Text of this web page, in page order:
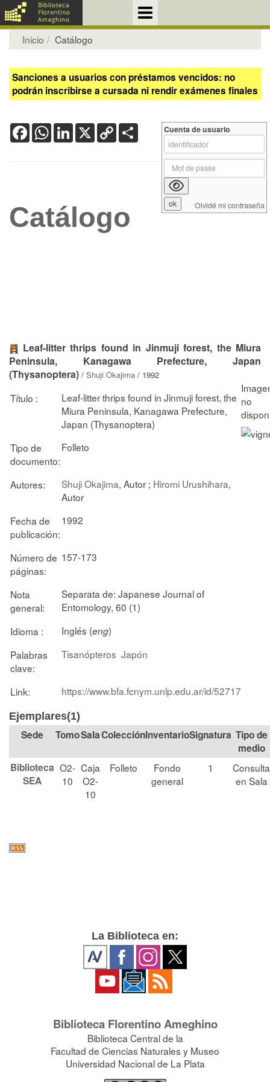
Inicio Catálogo
Sanciones a usuarios con préstamos vencidos: no
podrán inscribirse a cursada ni rendir exámenes finales
FacebookWhatsApp
LinkedIn
X Copy
Link
Catálogo
Leaf-litter thrips found in Jinmuji forest, the Miura
Peninsula, Kanagawa Prefecture, Japan
(Thysanoptera) / Shuji Okajima / 1992
Título :
Leaf-litter thrips found in Jinmuji forest, the
Miura Peninsula, Kanagawa Prefecture,
Japan (Thysanoptera)
Tipo de
documento:
Folleto
Autores: Shuji Okajima, Autor ; Hiromi Urushihara,
Autor
Fecha de
publicación:
1992
Número de
páginas:
157-173
Nota
general:
Separata de: Japanese Journal of
Entomology, 60 (1)
Idioma :
Inglés (eng)
Palabras
clave:
Tisanópteros Japón
Link: https://www.bfa.fcnym.unlp.edu.ar/id/52717
Ejemplares(1)
TomoSalaColección Signatura Tipo de
medio
Biblioteca
SEA
O2-
10
Caja
O2-
10
Folleto
Fondo
general
1
Consulta
en Sala
Cuenta de usuario
Olvidé mi contraseña
La Biblioteca en:
Biblioteca Florentino Ameghino
Biblioteca Central de la
Facultad de Ciencias Naturales y Museo
Universidad Nacional de La Plata